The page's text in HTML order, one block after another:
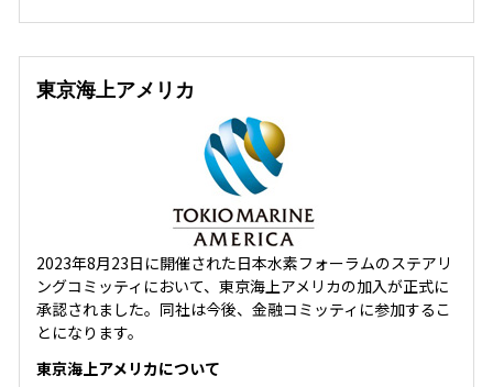
東京海上アメリカ
2023年8月23日に開催された日本水素フォーラムのステアリ
ングコミッティにおいて、東京海上アメリカの加入が正式に
承認されました。同社は今後、金融コミッティに参加するこ
とになります。
東京海上アメリカについて